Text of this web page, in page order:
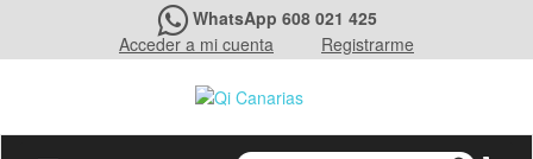
WhatsApp 608 021 425
Acceder a mi cuenta
Registrarme